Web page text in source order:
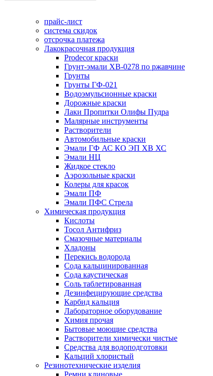
прайс-лист
система скидок
отсрочка платежа
Лакокрасочная продукция
Prodecor краски
Грунт-эмали ХВ-0278 по ржавчине
Грунты
Грунты ГФ-021
Водоэмульсионные краски
Дорожные краски
Лаки Пропитки Олифы Пудра
Малярные инструменты
Растворители
Автомобильные краски
Эмали ГФ АС КО ЭП ХВ ХС
Эмали НЦ
Жидкое стекло
Аэрозольные краски
Колеры для красок
Эмали ПФ
Эмали ПФС Стрела
Химическая продукция
Кислоты
Тосол Антифриз
Смазочные материалы
Хладоны
Перекись водорода
Сода кальцинированная
Сода каустическая
Соль таблетированная
Дезинфецирующие средства
Карбид кальция
Лабораторное оборудование
Химия прочая
Бытовые моющие средства
Растворители химически чистые
Средства для водоподготовки
Кальций хлористый
Резинотехнические изделия
Ремни клиновые